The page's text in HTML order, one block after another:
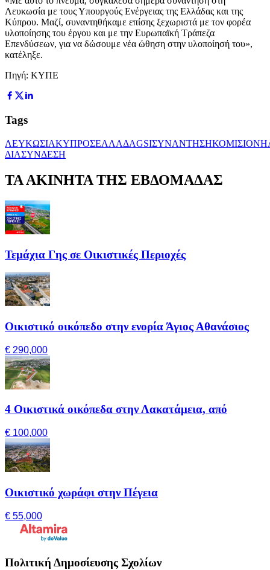
Λευκωσία με τους Υπουργούς Ενέργειας της Ελλάδας και της
Κύπρου. Μαζί, συναντηθήκαμε επίσης ξεχωριστά με τον φορέα
υλοποίησης του έργου και με την Ευρωπαϊκή Τράπεζα
Επενδύσεων, για να δώσουμε νέα ώθηση στην υλοποίησή του»,
κατέληξε.
Πηγή: ΚΥΠΕ
Tags
ΛΕΥΚΩΣΙΑΚΥΠΡΟΣΕΛΛΑΔΑGSIΣΥΝΑΝΤΗΣΗΚΟΜΙΣΙΟΝ
ΔΙΑΣΥΝΔΕΣΗ
ΤΑ ΑΚΙΝΗΤΑ ΤΗΣ ΕΒΔΟΜΑΔΑΣ
Τεμάχια Γης σε Οικιστικές Περιοχές
Οικιστικό οικόπεδο στην ενορία Άγιος Αθανάσιος
€ 290,000
4 Οικιστικά οικόπεδα στην Λακατάμεια, από
€ 100,000
Οικιστικό χωράφι στην Πέγεια
€ 55,000
Πολιτική Δημοσίευσης Σχολίων